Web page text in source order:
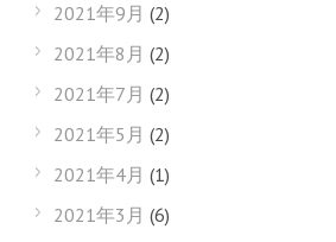
2021年9月 (2)
2021年8月 (2)
2021年7月 (2)
2021年5月 (2)
2021年4月 (1)
2021年3月 (6)